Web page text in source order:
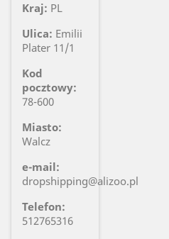
Kraj: PL
Ulica: Emilii
Plater 11/1
Kod
pocztowy:
78-600
Miasto:
Walcz
e-mail:
dropshipping@alizoo.pl
Telefon:
512765316